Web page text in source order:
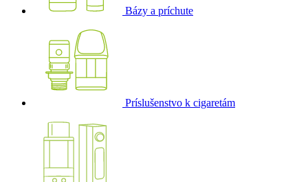
Bázy a príchute
Príslušenstvo k cigaretám